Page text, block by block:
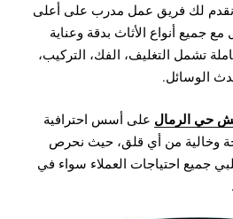
لك فريق عمل مدرب على أعلى
جميع أنواع الأثاث بدقة وعناية
تشمل التغليف، الفك، التركيب،
الوسائل.
حي الرمال على أسس احترافية
وخالية من أي قلق، حيث نحرص
جميع احتياجات العملاء سواء في